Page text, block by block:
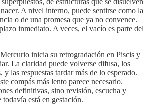
A nivel interno, puede sentirse como la
o de una promesa que ya no convence.
inmediato. A veces, el vacío es parte del
inicia su retrogradación en Piscis y
La claridad puede volverse difusa, los
y las respuestas tardar más de lo esperado.
compás más lento parece necesario.
definitivas, sino revisión, escucha y
está en gestación.